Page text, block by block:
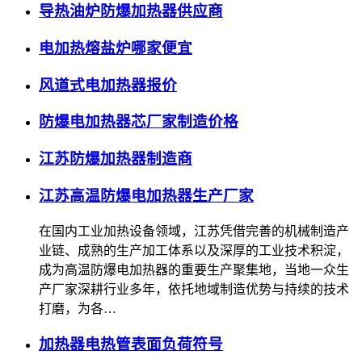
导热油炉防爆加热器供应商
电加热熔盐炉哪家便宜
风道式电加热器报价
防爆电加热器芯厂家制造价格
江苏防爆加热器制造商
江苏高温防爆电加热器生产厂家
在国内工业加热设备领域，江苏凭借完善的机械制造产
业链、成熟的生产加工体系以及深厚的工业技术积淀，
成为高温防爆电加热器的重要生产聚集地，当地一众生
产厂家深耕行业多年，依托地域制造优势与持续的技术
打磨，为各…
加热器电热管表面负荷符号